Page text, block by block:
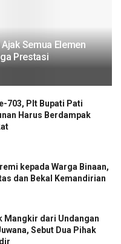
Semua Elemen
Prestasi
703, Plt Bupati Pati
Harus Berdampak
kepada Warga Binaan,
dan Bekal Kemandirian
Mangkir dari Undangan
Sebut Dua Pihak